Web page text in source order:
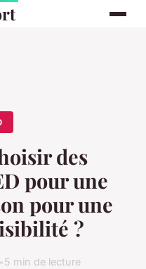
des
pour une
pour une
?
•5 min de lecture